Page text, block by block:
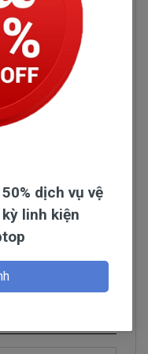
AM065Tu
Pin laptop
dịch vụ vệ
linh kiện